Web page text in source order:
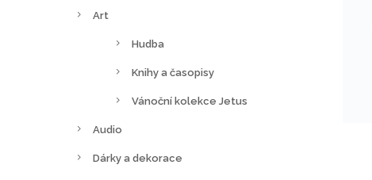
Art
Hudba
Knihy a časopisy
Vánoční kolekce Jetus
Audio
Dárky a dekorace